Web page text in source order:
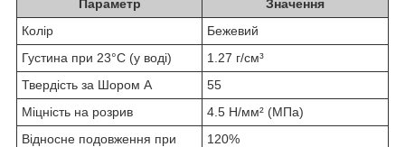
Параметр
Значення
Колір
Бежевий
Густина при 23°C (у воді)
1.27 г/см³
Твердість за Шором A
55
Міцність на розрив
4.5 Н/мм² (МПа)
Відносне подовження при
120%